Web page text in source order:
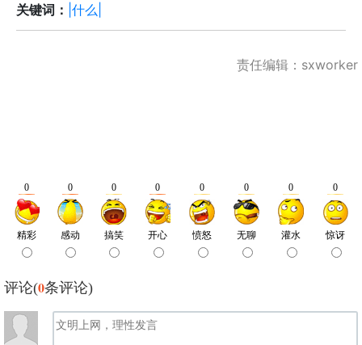
关键词： |什么|
责任编辑：sxworker
评论(0条评论)